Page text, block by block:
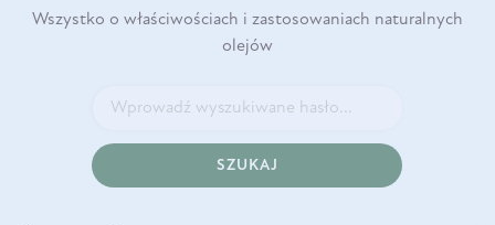
Wszystko o właściwościach i zastosowaniach naturalnych
olejów
SZUKAJ